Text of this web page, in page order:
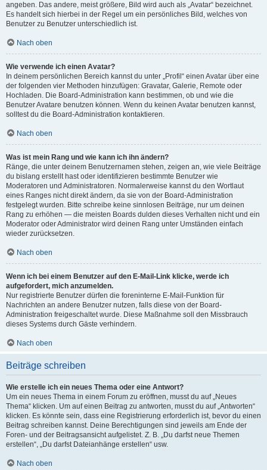
angeben. Das andere, meist größere, Bild wird auch als „Avatar“ bezeichnet.
Es handelt sich hierbei in der Regel um ein persönliches Bild, welches von
Benutzer zu Benutzer unterschiedlich ist.
Nach oben
Wie verwende ich einen Avatar?
In deinem persönlichen Bereich kannst du unter „Profil“ einen Avatar über eine
der folgenden vier Methoden hinzufügen: Gravatar, Galerie, Remote oder
Hochladen. Die Board-Administration kann bestimmen, ob und wie die
Benutzer Avatare benutzen können. Wenn du keinen Avatar benutzen kannst,
solltest du die Board-Administration kontaktieren.
Nach oben
Was ist mein Rang und wie kann ich ihn ändern?
Ränge, die unter deinem Benutzernamen stehen, zeigen an, wie viele Beiträge
du bislang erstellt hast oder identifizieren bestimmte Benutzer wie
Moderatoren und Administratoren. Normalerweise kannst du den Wortlaut
eines Ranges nicht direkt ändern, da sie von der Board-Administration
festgelegt wurden. Bitte schreibe keine sinnlosen Beiträge, nur um deinen
Rang zu erhöhen — die meisten Boards dulden dieses Verhalten nicht und ein
Moderator oder Administrator wird deinen Rang unter Umständen einfach
wieder zurücksetzen.
Nach oben
Wenn ich bei einem Benutzer auf den E-Mail-Link klicke, werde ich
aufgefordert, mich anzumelden.
Nur registrierte Benutzer dürfen die foreninterne E-Mail-Funktion für
Nachrichten an andere Benutzer nutzen, falls diese von der Board-
Administration freigeschaltet wurde. Diese Maßnahme soll den Missbrauch
dieses Systems durch Gäste verhindern.
Nach oben
Beiträge schreiben
Wie erstelle ich ein neues Thema oder eine Antwort?
Um ein neues Thema in einem Forum zu eröffnen, musst du auf „Neues
Thema“ klicken. Um auf einen Beitrag zu antworten, musst du auf „Antworten“
klicken. Es könnte sein, dass eine Registrierung erforderlich ist, bevor du einen
Beitrag schreiben kannst. Deine Berechtigungen sind jeweils am Ende der
Foren- und der Beitragsansicht aufgelistet. Z. B. „Du darfst neue Themen
erstellen“, „Du darfst Dateianhänge erstellen“ usw.
Nach oben